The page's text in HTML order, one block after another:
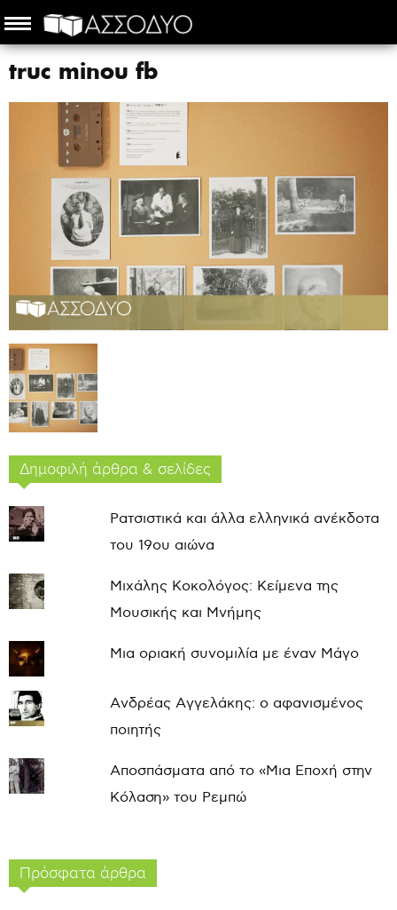
truc minou fb
Δημοφιλή άρθρα & σελίδες
Ρατσιστικά και άλλα ελληνικά ανέκδοτα
του 19ου αιώνα
Μιχάλης Κοκολόγος: Κείμενα της
Μουσικής και Μνήμης
Μια οριακή συνομιλία με έναν Μάγο
Ανδρέας Αγγελάκης: ο αφανισμένος
ποιητής
Αποσπάσματα από το «Μια Εποχή στην
Κόλαση» του Ρεμπώ
Πρόσφατα άρθρα